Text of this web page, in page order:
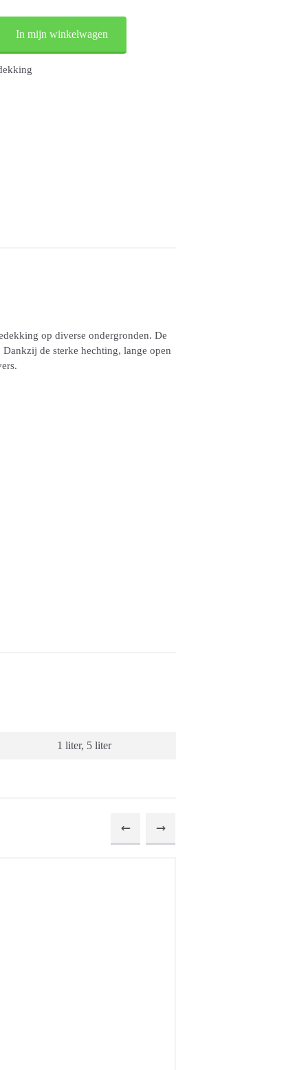
In mijn winkelwagen
op diverse ondergronden. De
de sterke hechting, lange open
1 liter, 5 liter